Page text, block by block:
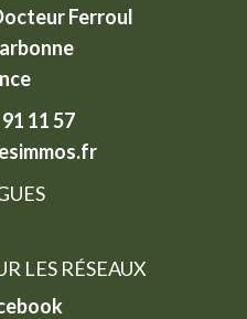
Ferroul
11 57
LES RÉSEAUX